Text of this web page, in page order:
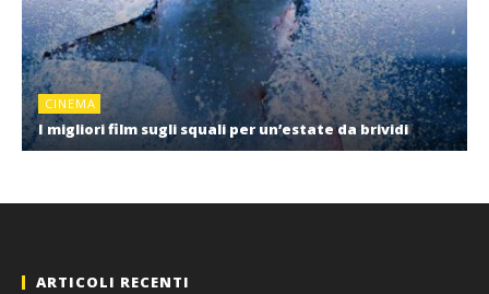
CINEMA
I migliori film sugli squali per un’estate da brividi
ARTICOLI RECENTI